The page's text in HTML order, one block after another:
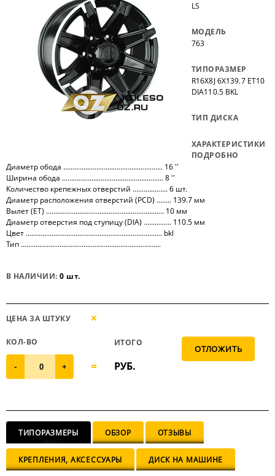
LS
МОДЕЛЬ
763
ТИПОРАЗМЕР
R16X8J 6X139.7 ET10
DIA110.5 BKL
ТИП ДИСКА
ХАРАКТЕРИСТИКИ
ПОДРОБНО
Диаметр обода ...................................................... 16 ''
Ширина обода ....................................................... 8 ''
Количество крепежных отверстий ................... 6 шт.
Диаметр расположения отверстий (PCD) ........ 139.7 мм
Вылет (ET) ................................................................ 10 мм
Диаметр отверстия под ступицу (DIA) ............... 110.5 мм
Цвет .......................................................................... bkl
Тип ............................................................................
В НАЛИЧИИ:0 шт.
ЦЕНА ЗА ШТУКУ
КОЛ-ВО
- +
ИТОГО
РУБ.
ТИПОРАЗМЕРЫ ОБЗОР ОТЗЫВЫ
КРЕПЛЕНИЯ, АКСЕССУАРЫ ДИСК НА МАШИНЕ